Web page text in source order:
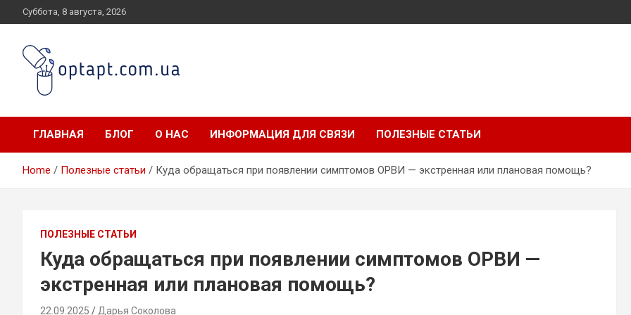
to
Суббота, 8 августа, 2026
optapt.com.ua
ГЛАВНАЯ БЛОГ О НАС ИНФОРМАЦИЯ ДЛЯ СВЯЗИ ПОЛЕЗНЫЕ СТАТЬИ
Home Полезные статьи Куда обращаться при появлении симптомов ОРВИ — экстренная или плановая помощь?
ПОЛЕЗНЫЕ СТАТЬИ
Куда обращаться при появлении симптомов ОРВИ —
экстренная или плановая помощь?
22.09.2025 Дарья Соколова